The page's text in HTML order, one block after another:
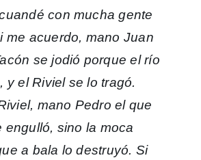
con mucha gente
me acuerdo, mano Juan
se jodió porque el río
y el Riviel se lo tragó.
mano Pedro el que
engulló, sino la moca
a bala lo destruyó. Si